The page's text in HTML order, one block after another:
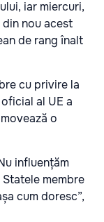
iar miercuri,
nou acest
de rang înalt
cu privire la
al UE a
o
influențăm
membre
cum doresc”,